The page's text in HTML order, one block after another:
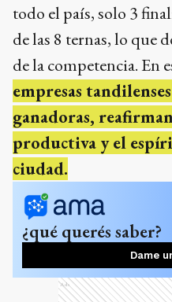
todo el país, solo 3
de las 8 ternas, lo que
de la competencia. En
empresas
ganadoras,
productiva y el
ciudad.
¿qué querés saber?
Dame
Ads